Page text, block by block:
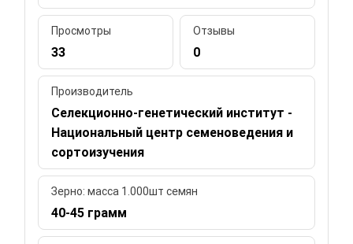
Просмотры
33
Отзывы
0
Производитель
Селекционно-генетический институт -
Национальный центр семеноведения и
сортоизучения
Зерно: масса 1.000шт семян
40-45 грамм